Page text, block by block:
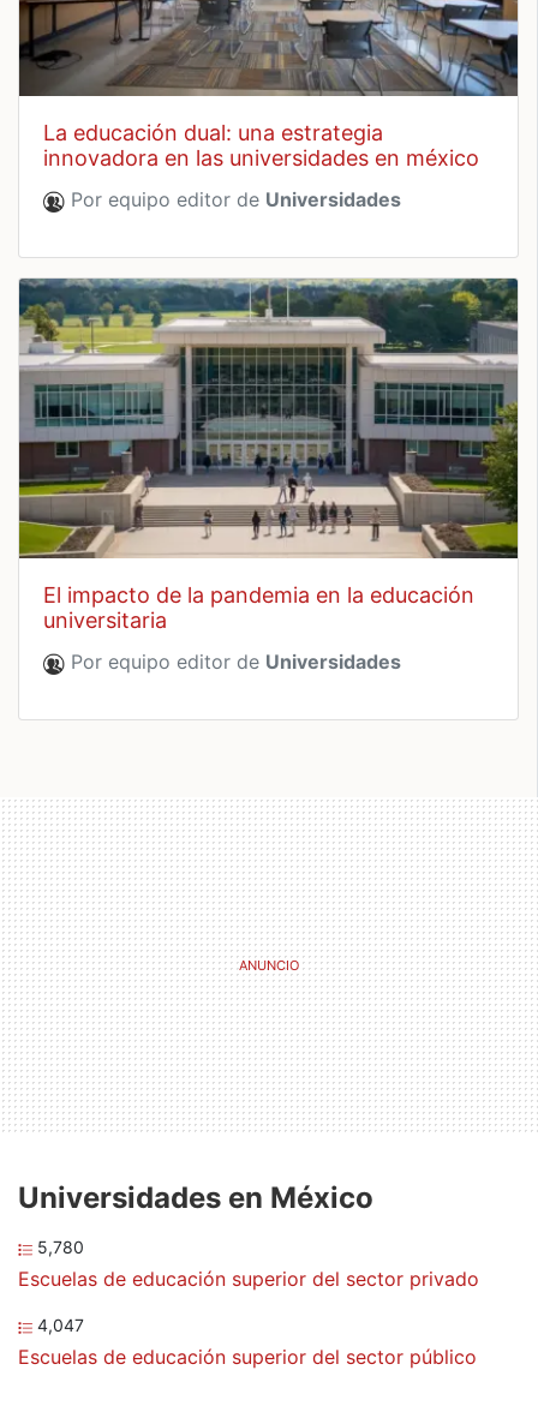
la educación dual: una estrategia
innovadora en las universidades en méxico
Por equipo editor de Universidades
el impacto de la pandemia en la educación
universitaria
Por equipo editor de Universidades
Universidades en México
5,780
Escuelas de educación superior del sector privado
4,047
Escuelas de educación superior del sector público